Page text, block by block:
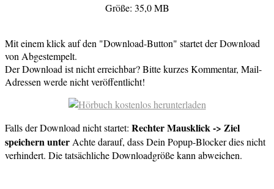
Größe: 35,0 MB
Mit einem klick auf den "Download-Button" startet der Download
von Abgestempelt.
Der Download ist nicht erreichbar? Bitte kurzes Kommentar, Mail-
Adressen werde nicht veröffentlicht!
Falls der Download nicht startet: Rechter Mausklick -> Ziel
speichern unter Achte darauf, dass Dein Popup-Blocker dies nicht
verhindert. Die tatsächliche Downloadgröße kann abweichen.